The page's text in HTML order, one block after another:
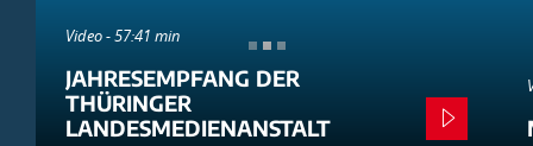
Video - 57:41 min
JAHRESEMPFANG DER
THÜRINGER
LANDESMEDIENANSTALT